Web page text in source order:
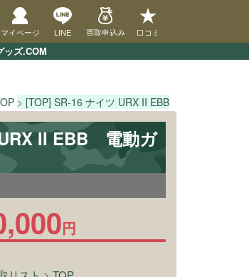
ッズ.COM
マイページ LINE 買取申込み 口コミ
[TOP] SR-16 ナイツ URX II EBB
II EBB 電動ガ
円